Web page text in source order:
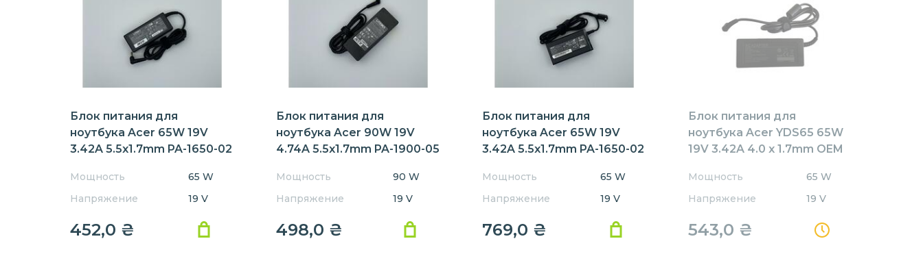
Блок питания для
ноутбука Acer 65W 19V
3.42A 5.5x1.7mm PA-1650-02
Мощность
65 W
Напряжение
19 V
452,0 ₴
Блок питания для
ноутбука Acer 90W 19V
4.74A 5.5x1.7mm PA-1900-05
Мощность
90 W
Напряжение
19 V
498,0 ₴
Блок питания для
ноутбука Acer 65W 19V
3.42A 5.5x1.7mm PA-1650-02
Мощность
65 W
Напряжение
19 V
769,0 ₴
Блок питания для
ноутбука Acer YDS65 65W
19V 3.42A 4.0 x 1.7mm OEM
Мощность
65 W
Напряжение
19 V
543,0 ₴